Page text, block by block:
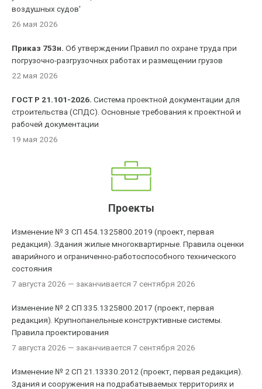
воздушных судов'
26 мая 2026
Приказ 753н. Об утверждении Правил по охране труда при
погрузочно-разгрузочных работах и размещении грузов
22 мая 2026
ГОСТ Р 21.101-2026. Система проектной документации для
строительства (СПДС). Основные требования к проектной и
рабочей документации
19 мая 2026
Проекты
Изменение № 3 СП 454.1325800.2019 (проект, первая
редакция). Здания жилые многоквартирные. Правила оценки
аварийного и ограниченно-работоспособного технического
состояния
7 августа 2026 — заканчивается 7 сентября 2026
Изменение № 2 СП 335.1325800.2017 (проект, первая
редакция). Крупнопанельные конструктивные системы.
Правила проектирования
7 августа 2026 — заканчивается 7 сентября 2026
Изменение № 2 СП 21.13330.2012 (проект, первая редакция).
Здания и сооружения на подрабатываемых территориях и